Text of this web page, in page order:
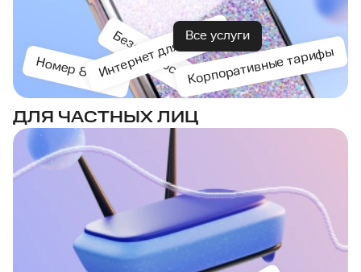
Безопасность
Номер 8-800 Корпоративные тарифы
Интернет для офиса
Все услуги
ДЛЯ ЧАСТНЫХ ЛИЦ